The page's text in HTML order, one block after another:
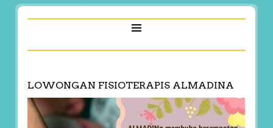
LOWONGAN FISIOTERAPIS ALMADINA